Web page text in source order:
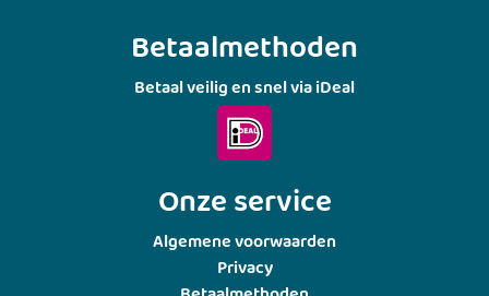
Betaalmethoden
Betaal veilig en snel via iDeal
Onze service
Algemene voorwaarden
Privacy